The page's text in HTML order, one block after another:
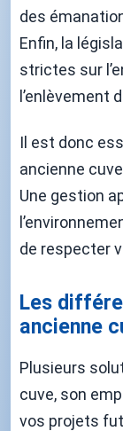
des
Enfin, la
strictes sur
l’enlèvement
Il est donc
ancienne
Une gestion
de respecter
Les
ancienne
Plusieurs
cuve, son
vos projets